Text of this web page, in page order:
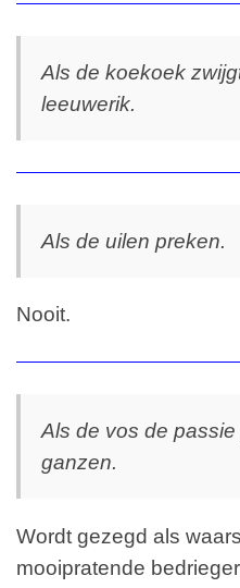
Als de koekoek
leeuwerik.
Als de uilen preken.
Nooit.
Als de vos de
ganzen.
Wordt gezegd als
mooipratende